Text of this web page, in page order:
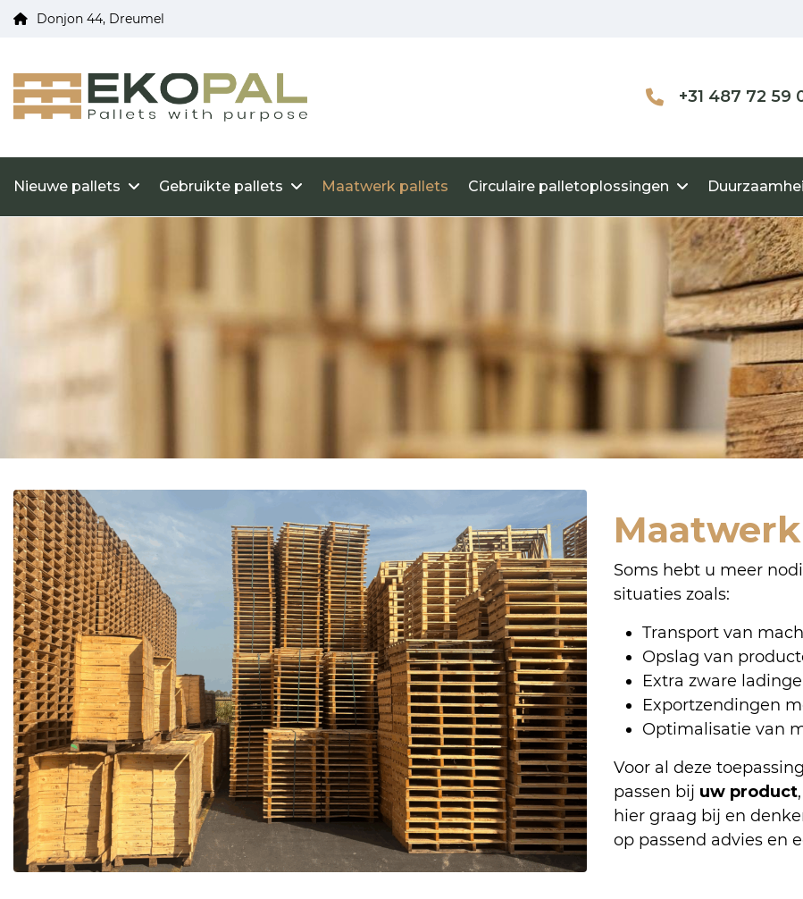
Donjon 44, Dreumel
+31 487 72 59
Nieuwe pallets Gebruikte pallets Maatwerk pallets Circulaire palletoplossingen
Soms hebt u meer
situaties zoals:
Transport van
Opslag van
Extra zware
Exportzendingen
Optimalisatie van
Voor al deze
passen bij uw product,
hier graag bij en
op passend advies en